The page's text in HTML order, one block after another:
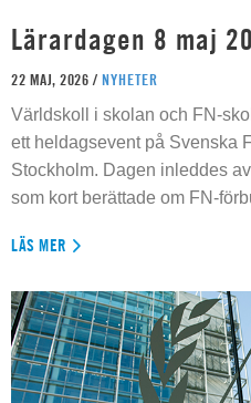
Lärardagen 8 maj
22 MAJ, 2026 / NYHETER
Världskoll i skolan och FN-
ett heldagsevent på Svenska
Stockholm. Dagen inleddes
som kort berättade om FN-
LÄS MER